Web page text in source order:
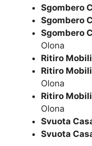
Sgombero
Sgombero
Sgombero
Olona
Ritiro
Ritiro
Olona
Ritiro
Olona
Svuota
Svuota